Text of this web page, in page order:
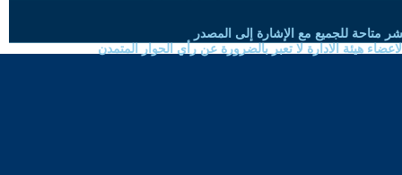
متاحة للجميع مع الإشارة إلى المصدر
هيئة الادارة لا تعبر بالضرورة عن رأي الحوار المتمدن